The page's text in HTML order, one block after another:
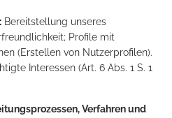
Bereitstellung unseres
Profile mit
(Erstellen von Nutzerprofilen).
Interessen (Art. 6 Abs. 1 S. 1
Verfahren und